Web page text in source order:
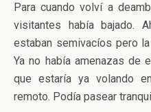
Para cuando volví a
visitantes había bajado.
estaban semivacíos pero
Ya no había amenazas de
que estaría ya volando
remoto. Podía pasear